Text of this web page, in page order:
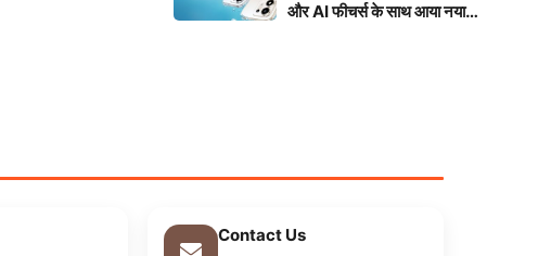
और AI फीचर्स के साथ आया नया
Contact Us